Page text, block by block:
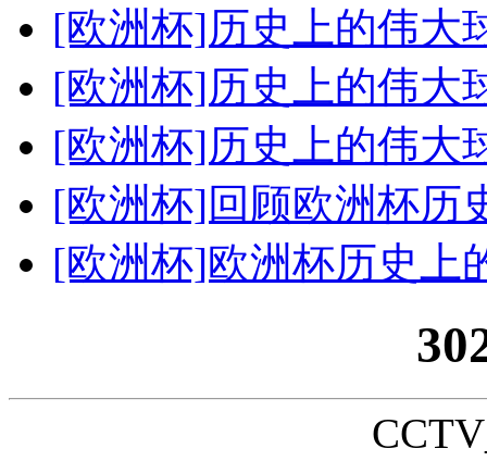
[欧洲杯]历史上的伟大
[欧洲杯]历史上的伟大
[欧洲杯]历史上的伟大
[欧洲杯]回顾欧洲杯历
[欧洲杯]欧洲杯历史上